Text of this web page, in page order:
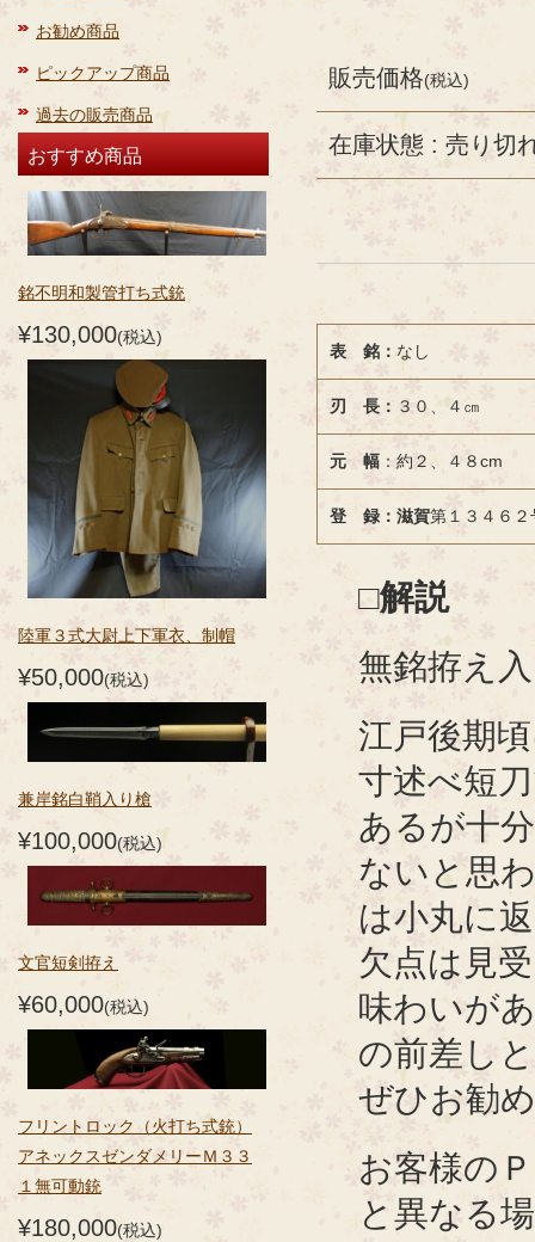
お勧め商品
ピックアップ商品
過去の販売商品
おすすめ商品
銘不明和製管打ち式銃
¥130,000(税込)
陸軍３式大尉上下軍衣、制帽
¥50,000(税込)
兼岸銘白鞘入り槍
¥100,000(税込)
文官短剣拵え
¥60,000(税込)
フリントロック（火打ち式銃）
アネックスゼンダメリーＭ３３
１無可動銃
¥180,000(税込)
販売価格(税込)
在庫状態 : 売り切
表 銘： なし
刃 長： ３０、４㎝
元 幅 ：約２、４８cm
登 録：滋賀第１３４６２
□解説
無銘拵え
江戸後期
寸述べ短
あるが十
ないと思
は小丸に
欠点は見
味わいが
の前差し
ぜひお勧
お客様の
と異なる